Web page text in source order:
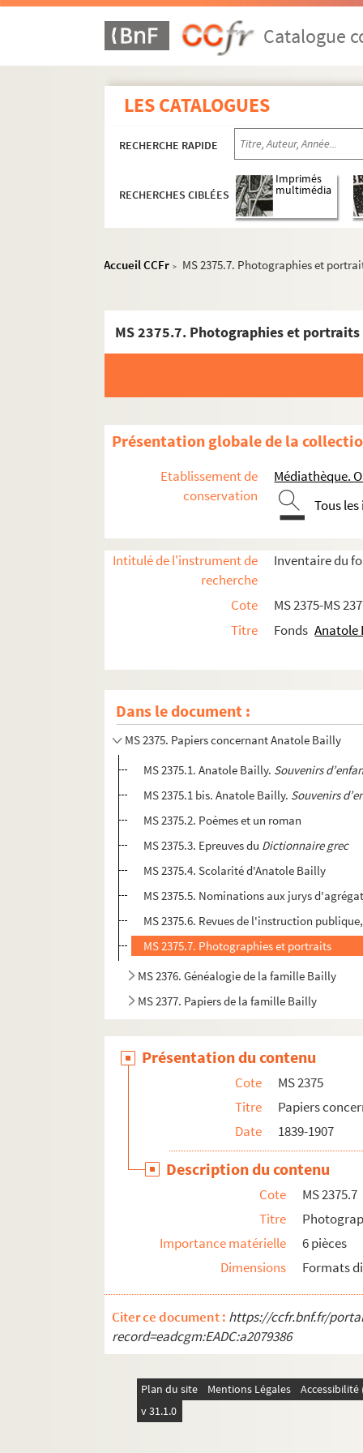
Catalogue
LES CATALOGUES
RECHERCHE RAPIDE
RECHERCHES CIBLÉES
Imprimés
multimédia
Accueil CCFr > MS 2375.7. Photographies et
MS 2375.7. Photographies et portraits
Présentation globale de la
Etablissement de
conservation
Médiathèque.
Tous
Intitulé de l'instrument de
recherche
Inventaire du
Cote
MS 2375-MS
Titre
Fonds Anatole
Dans le document :
MS 2375. Papiers concernant Anatole Bailly
MS 2375.1. Anatole Bailly. Souvenirs
MS 2375.1 bis. Anatole Bailly. Souvenirs
MS 2375.2. Poèmes et un roman
MS 2375.3. Epreuves du Dictionnaire grec
MS 2375.4. Scolarité d'Anatole Bailly
MS 2375.5. Nominations aux jurys
MS 2375.6. Revues de l'instruction
MS 2375.7. Photographies et portraits
MS 2376. Généalogie de la famille Bailly
MS 2377. Papiers de la famille Bailly
Présentation du contenu
Cote
MS 2375
Titre
Papiers
Date
1839-1907
Description du contenu
Cote
MS 2375.7
Titre
Importance matérielle
6 pièces
Dimensions
Formats
Citer ce document : https://ccfr.bnf.fr/
record=eadcgm:EADC:a2079386
Plan du site Mentions Légales
v 31.1.0